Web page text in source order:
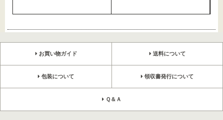
お買い物ガイド 送料について
包装について 領収書発行について
Ｑ＆Ａ